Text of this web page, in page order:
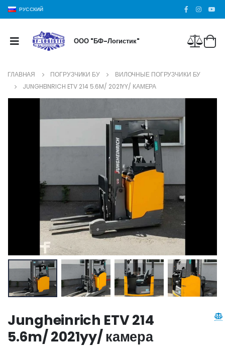
РУССКИЙ
ООО "БФ-Логистик"
ГЛАВНАЯ ПОГРУЗЧИКИ БУ
ВИЛОЧНЫЕ ПОГРУЗЧИКИ БУ
JUNGHEINRICH ETV 214 5.6M/ 2021YY/ КАМЕРА
Jungheinrich ETV 214
5.6m/ 2021yy/ камера